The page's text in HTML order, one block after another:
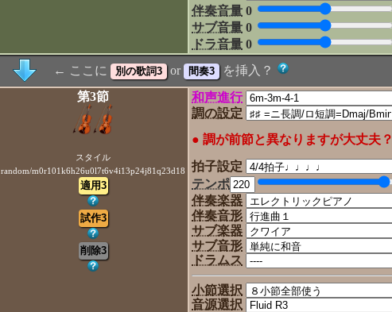
伴奏音量 0
サブ音量 0
ドラ音量 0
← ここに or
を挿入？
第3節
スタイル
random/m0r101k6h26u0l7t6v4i13p24j81q23d18
和声進行
調の設定
● 調が前節と異なりますが大丈夫？
拍子設定
テンポ
伴奏楽器
伴奏音形
サブ楽器
サブ音形
ドラムス
小節選択
音源選択